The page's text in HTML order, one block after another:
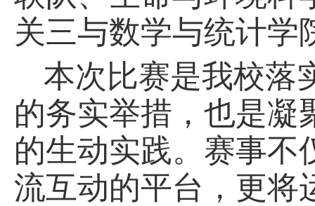
关三与数学与统计学
本次比赛是我校落
的务实举措，也是凝
的生动实践。赛事不
流互动的平台，更将